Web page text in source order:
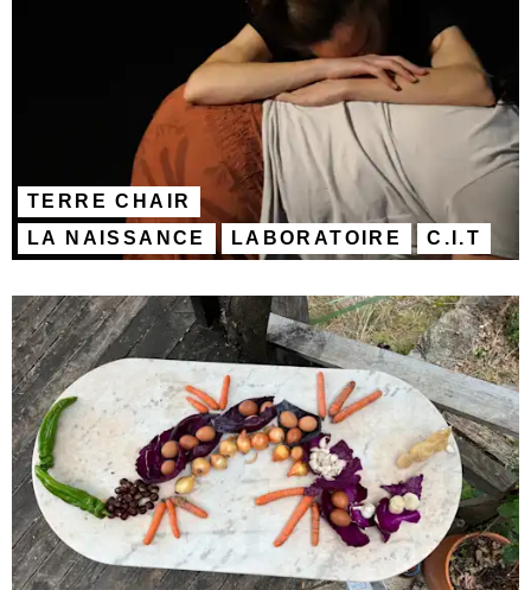
C.I.T
LABORATOIRE
LA NAISSANCE
TERRE CHAIR